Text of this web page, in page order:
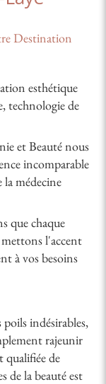
Destination
esthétique
technologie de
et Beauté nous
incomparable
la médecine
que chaque
l'accent
à vos besoins
poils indésirables,
rajeunir
qualifiée de
de la beauté est